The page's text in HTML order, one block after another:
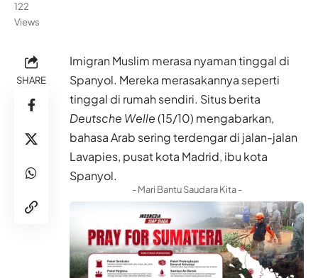
122
Views
SHARE
Imigran Muslim merasa nyaman tinggal di
Spanyol. Mereka merasakannya seperti
tinggal di rumah sendiri. Situs berita
Deutsche Welle(15/10) mengabarkan,
bahasa Arab sering terdengar di jalan-jalan
Lavapies, pusat kota Madrid, ibu kota
Spanyol.
- Mari Bantu Saudara Kita -